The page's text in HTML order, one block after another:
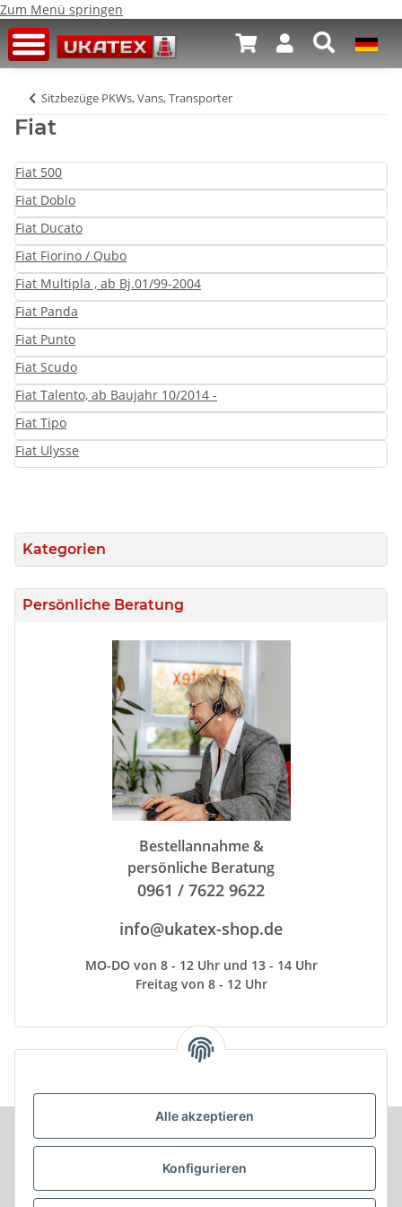
Zum Menü springen
Alle akzeptieren
Konfigurieren
Sitzbezüge PKWs, Vans, Transporter
Fiat
Fiat 500
Fiat Doblo
Fiat Ducato
Fiat Fiorino / Qubo
Fiat Multipla , ab Bj.01/99-2004
Fiat Panda
Fiat Punto
Fiat Scudo
Fiat Talento, ab Baujahr 10/2014 -
Fiat Tipo
Fiat Ulysse
Kategorien
Persönliche Beratung
Bestellannahme &
persönliche Beratung
0961 / 7622 9622
info@ukatex-shop.de
MO-DO von 8 - 12 Uhr und 13 - 14 Uhr
Freitag von 8 - 12 Uhr
Informationen
Produkt Informationen